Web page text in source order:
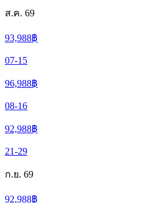
ส.ค. 69
93,988฿
07-15
96,988฿
08-16
92,988฿
21-29
ก.ย. 69
92,988฿